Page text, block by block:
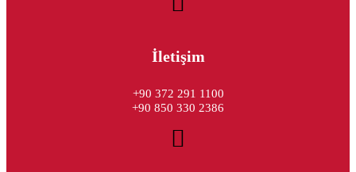
İletişim
+90 372 291 1100
+90 850 330 2386